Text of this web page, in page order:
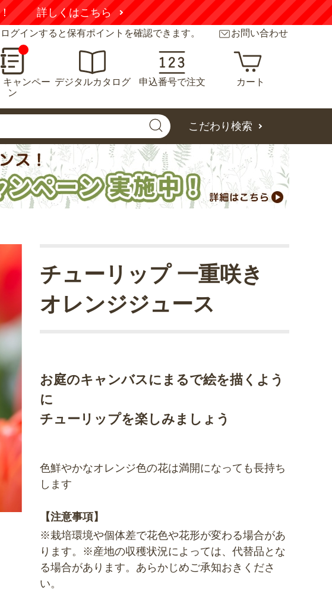
詳しくはこちら
グインすると保有ポイントを確認できます。 お問い合わせ
キャンペー
ン
デジタルカタログ 申込番号で注文 カート
こだわり検索
お庭のキャンバスにまるで絵を描くよう
に
チューリップを楽しみましょう
チューリップ 一重咲き
オレンジジュース
色鮮やかなオレンジ色の花は満開になっても長持ち
します
【注意事項】
※栽培環境や個体差で花色や花形が変わる場合があ
ります。※産地の収穫状況によっては、代替品とな
る場合があります。あらかじめご承知おきくださ
い。